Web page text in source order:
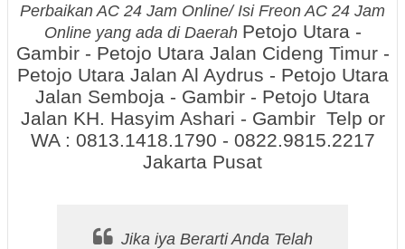
Perbaikan AC 24 Jam Online/ Isi Freon AC 24 Jam
Online yang ada di Daerah Petojo Utara -
Gambir - Petojo Utara Jalan Cideng Timur -
Petojo Utara Jalan Al Aydrus - Petojo Utara
Jalan Semboja - Gambir - Petojo Utara
Jalan KH. Hasyim Ashari - Gambir Telp or
WA : 0813.1418.1790 - 0822.9815.2217
Jakarta Pusat
Jika iya Berarti Anda Telah